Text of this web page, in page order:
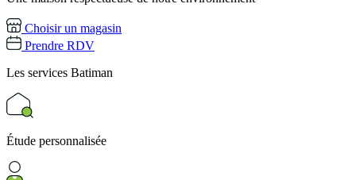
Choisir un magasin
Prendre RDV
Les services Batiman
Étude personnalisée